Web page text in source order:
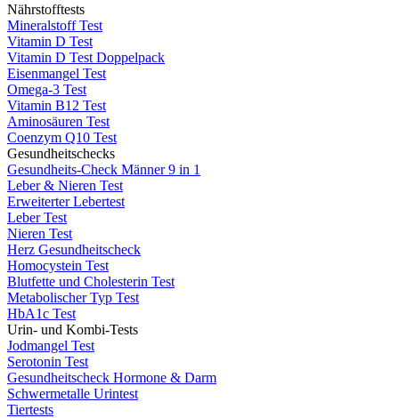
Nährstofftests
Mineralstoff Test
Vitamin D Test
Vitamin D Test Doppelpack
Eisenmangel Test
Omega-3 Test
Vitamin B12 Test
Aminosäuren Test
Coenzym Q10 Test
Gesundheitschecks
Gesundheits-Check Männer 9 in 1
Leber & Nieren Test
Erweiterter Lebertest
Leber Test
Nieren Test
Herz Gesundheitscheck
Homocystein Test
Blutfette und Cholesterin Test
Metabolischer Typ Test
HbA1c Test
Urin- und Kombi-Tests
Jodmangel Test
Serotonin Test
Gesundheitscheck Hormone & Darm
Schwermetalle Urintest
Tiertests